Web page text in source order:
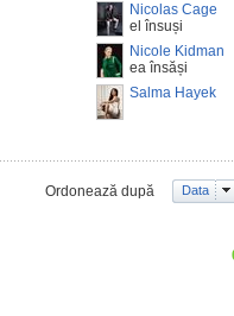
Nicolas Cage
el însuși
Nicole Kidman
ea însăși
Salma Hayek
Ordonează după Data